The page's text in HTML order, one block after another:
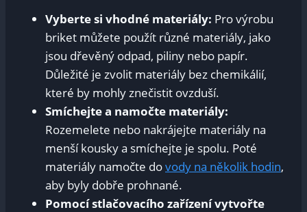
Vyberte si vhodné materiály: Pro výrobu
briket můžete použít různé materiály, jako
jsou dřevěný odpad, piliny nebo papír.
Důležité je zvolit materiály bez chemikálií,
které by mohly znečistit ovzduší.
Smíchejte a namočte materiály:
Rozemelete nebo nakrájejte materiály na
menší kousky a smíchejte je spolu. Poté
materiály namočte dovody na několik hodin,
aby byly dobře prohnané.
Pomocí stlačovacího zařízení vytvořte